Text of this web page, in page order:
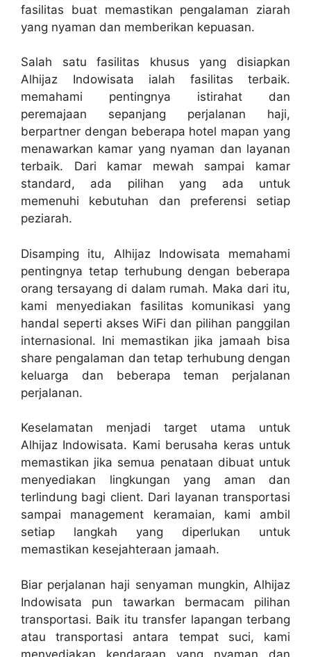
fasilitas buat memastikan pengalaman ziarah
yang nyaman dan memberikan kepuasan.
Salah satu fasilitas khusus yang disiapkan
Alhijaz Indowisata ialah fasilitas terbaik.
memahami pentingnya istirahat dan
peremajaan sepanjang perjalanan haji,
berpartner dengan beberapa hotel mapan yang
menawarkan kamar yang nyaman dan layanan
terbaik. Dari kamar mewah sampai kamar
standard, ada pilihan yang ada untuk
memenuhi kebutuhan dan preferensi setiap
peziarah.
Disamping itu, Alhijaz Indowisata memahami
pentingnya tetap terhubung dengan beberapa
orang tersayang di dalam rumah. Maka dari itu,
kami menyediakan fasilitas komunikasi yang
handal seperti akses WiFi dan pilihan panggilan
internasional. Ini memastikan jika jamaah bisa
share pengalaman dan tetap terhubung dengan
keluarga dan beberapa teman perjalanan
perjalanan.
Keselamatan menjadi target utama untuk
Alhijaz Indowisata. Kami berusaha keras untuk
memastikan jika semua penataan dibuat untuk
menyediakan lingkungan yang aman dan
terlindung bagi client. Dari layanan transportasi
sampai management keramaian, kami ambil
setiap langkah yang diperlukan untuk
memastikan kesejahteraan jamaah.
Biar perjalanan haji senyaman mungkin, Alhijaz
Indowisata pun tawarkan bermacam pilihan
transportasi. Baik itu transfer lapangan terbang
atau transportasi antara tempat suci, kami
menyediakan kendaraan yang nyaman dan